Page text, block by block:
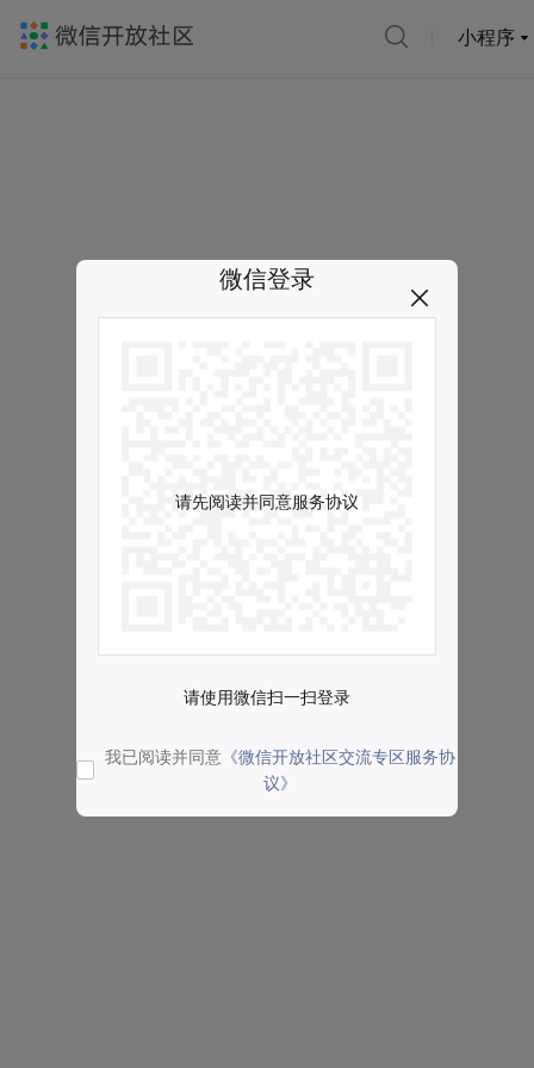
小程序
微信登录
请先阅读并同意服务协议
请使用微信扫一扫登录
我已阅读并同意 《微信开放社区交流专区服务协
议》